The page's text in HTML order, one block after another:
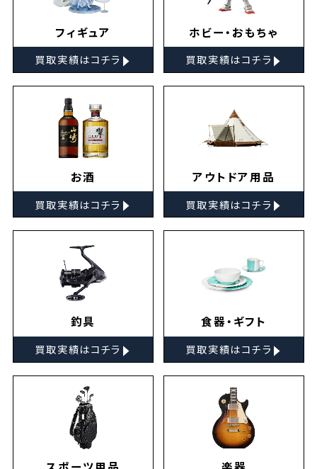
フィギュア
買取実績はコチラ ▸
ホビー・おもちゃ
買取実績はコチラ ▸
お酒
買取実績はコチラ ▸
アウトドア用品
買取実績はコチラ ▸
釣具
買取実績はコチラ ▸
食器・ギフト
買取実績はコチラ ▸